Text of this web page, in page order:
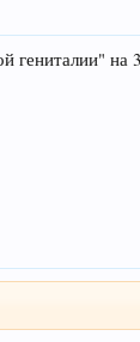
гениталии"